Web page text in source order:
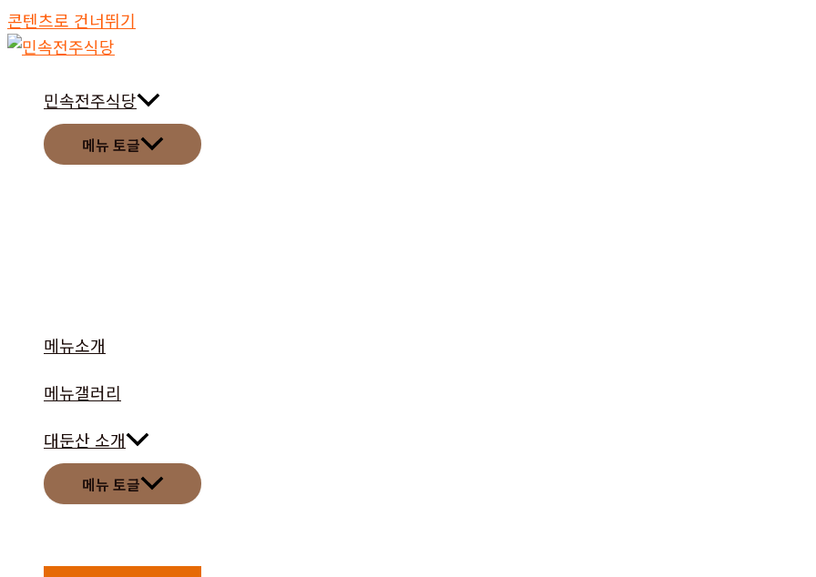
콘텐츠로 건너뛰기
민속전주식당
메뉴 토글
메뉴소개
메뉴갤러리
대둔산 소개
메뉴 토글